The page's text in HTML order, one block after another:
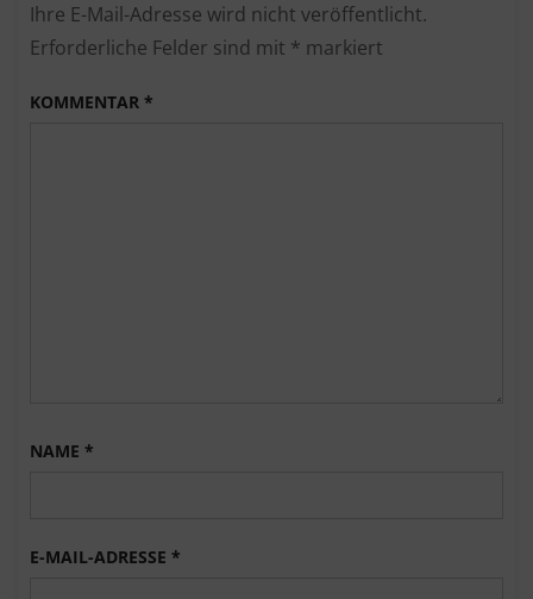
Ihre E-Mail-Adresse wird nicht veröffentlicht.
Erforderliche Felder sind mit * markiert
KOMMENTAR *
NAME *
E-MAIL-ADRESSE *